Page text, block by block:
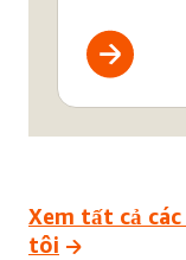
Xem tất cả
tôi